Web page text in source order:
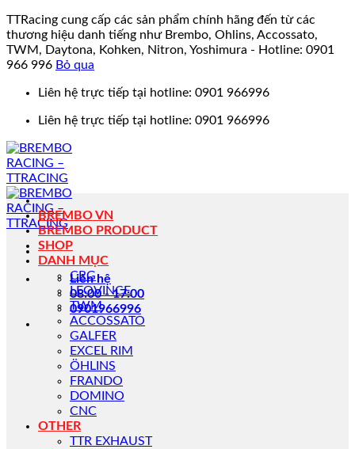
TTRacing cung cấp các sản phẩm chính hãng đến từ các
thương hiệu danh tiếng như Brembo, Ohlins, Accossato,
TWM, Daytona, Kohken, Nitron, Yoshimura - Hotline: 0901
966 996 Bỏ qua
Liên hệ trực tiếp tại hotline: 0901 966996
Liên hệ trực tiếp tại hotline: 0901 966996
Liên hệ
08:00 - 17:00
0901966996
BREMBO VN
BREMBO PRODUCT
SHOP
DANH MỤC
CRG
LEOVINCE
TWM
ACCOSSATO
GALFER
EXCEL RIM
ÖHLINS
FRANDO
DOMINO
CNC
OTHER
TTR EXHAUST